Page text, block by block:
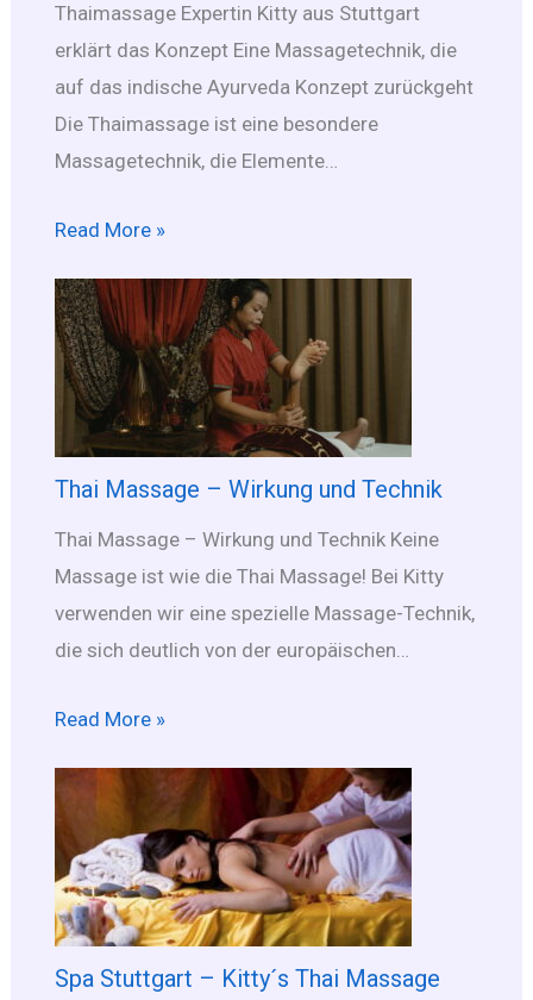
Thaimassage Expertin Kitty aus Stuttgart
erklärt das Konzept Eine Massagetechnik, die
auf das indische Ayurveda Konzept zurückgeht
Die Thaimassage ist eine besondere
Massagetechnik, die Elemente…
Read More »
Thai Massage – Wirkung und Technik
Thai Massage – Wirkung und Technik Keine
Massage ist wie die Thai Massage! Bei Kitty
verwenden wir eine spezielle Massage-Technik,
die sich deutlich von der europäischen…
Read More »
Spa Stuttgart – Kitty´s Thai Massage